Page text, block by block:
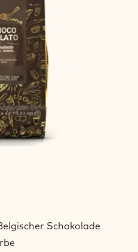
Schokolade